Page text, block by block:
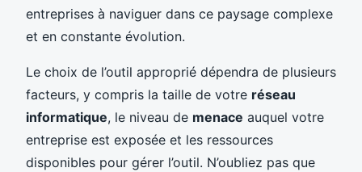
entreprises à naviguer dans ce paysage complexe
et en constante évolution.
Le choix de l’outil approprié dépendra de plusieurs
facteurs, y compris la taille de votre réseau
informatique, le niveau de menace auquel votre
entreprise est exposée et les ressources
disponibles pour gérer l’outil. N’oubliez pas que